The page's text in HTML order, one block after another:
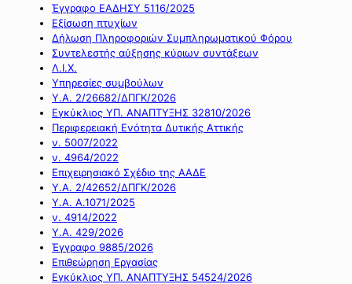
Έγγραφο ΕΑΔΗΣΥ 5116/2025
Εξίσωση πτυχίων
Δήλωση Πληροφοριών Συμπληρωματικού Φόρου
Συντελεστής αύξησης κύριων συντάξεων
Λ.Ι.Χ.
Υπηρεσίες συμβούλων
Υ.Α. 2/26682/ΔΠΓΚ/2026
Εγκύκλιος ΥΠ. ΑΝΑΠΤΥΞΗΣ 32810/2026
Περιφερειακή Ενότητα Δυτικής Αττικής
ν. 5007/2022
ν. 4964/2022
Επιχειρησιακό Σχέδιο της ΑΑΔΕ
Υ.Α. 2/42652/ΔΠΓΚ/2026
Υ.Α. Α.1071/2025
ν. 4914/2022
Υ.Α. 429/2026
Έγγραφο 9885/2026
Επιθεώρηση Εργασίας
Εγκύκλιος ΥΠ. ΑΝΑΠΤΥΞΗΣ 54524/2026